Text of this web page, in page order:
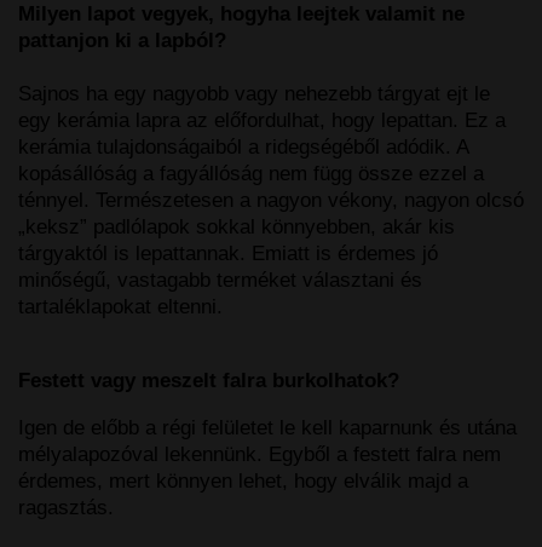
Milyen lapot vegyek, hogyha leejtek valamit ne
pattanjon ki a lapból?
Sajnos ha egy nagyobb vagy nehezebb tárgyat ejt le
egy kerámia lapra az előfordulhat, hogy lepattan. Ez a
kerámia tulajdonságaiból a ridegségéből adódik. A
kopásállóság a fagyállóság nem függ össze ezzel a
ténnyel. Természetesen a nagyon vékony, nagyon olcsó
„keksz” padlólapok sokkal könnyebben, akár kis
tárgyaktól is lepattannak. Emiatt is érdemes jó
minőségű, vastagabb terméket választani és
tartaléklapokat eltenni.
Festett vagy meszelt falra burkolhatok?
Igen de előbb a régi felületet le kell kaparnunk és utána
mélyalapozóval lekennünk. Egyből a festett falra nem
érdemes, mert könnyen lehet, hogy elválik majd a
ragasztás.